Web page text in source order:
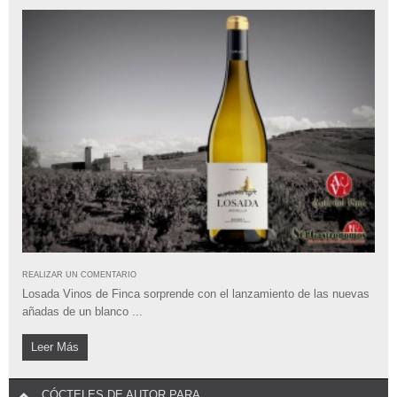
REALIZAR UN COMENTARIO
Losada Vinos de Finca sorprende con el lanzamiento de las nuevas
añadas de un blanco ...
Leer Más